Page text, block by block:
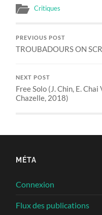
Critiques
PREVIOUS POST
TROUBADOURS ON
NEXT POST
Free Solo (J. Chin, E.
Chazelle, 2018)
MÉTA
Connexion
Flux des publications